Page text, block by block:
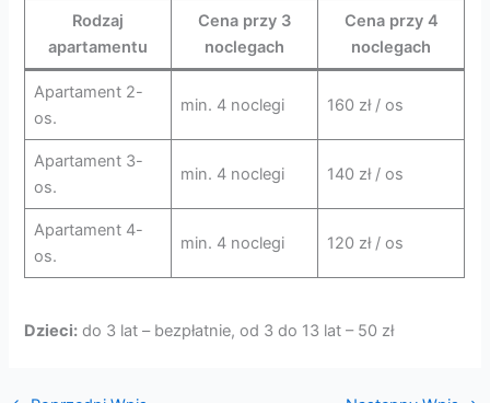
Rodzaj
apartamentu
Cena przy 3
noclegach
Cena przy 4
noclegach
Apartament 2-
os.
min. 4 noclegi 160 zł / os
Apartament 3-
os.
min. 4 noclegi 140 zł / os
Apartament 4-
os.
min. 4 noclegi 120 zł / os
Dzieci: do 3 lat – bezpłatnie, od 3 do 13 lat – 50 zł